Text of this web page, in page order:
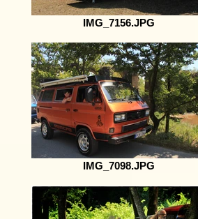
IMG_7156.JPG
IMG_7098.JPG